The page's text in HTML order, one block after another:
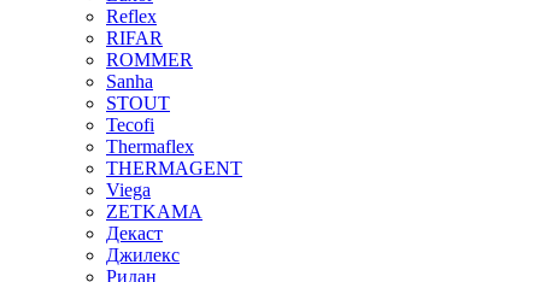
Reflex
RIFAR
ROMMER
Sanha
STOUT
Tecofi
Thermaflex
THERMAGENT
Viega
ZETKAMA
Декаст
Джилекс
Ридан